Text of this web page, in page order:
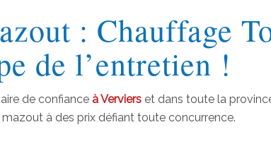
: Chauffage
de l’entretien !
de confiance à Verviers et dans toute la
à des prix défiant toute concurrence.